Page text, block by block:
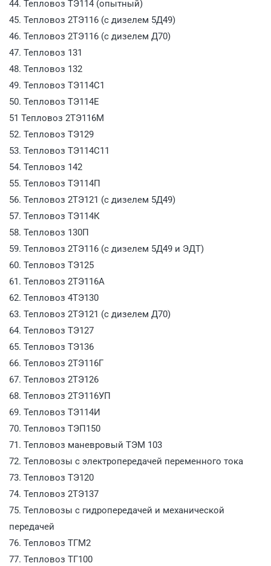
44. Тепловоз ТЭ114 (опытный)
45. Тепловоз 2ТЭ116 (с дизелем 5Д49)
46. Тепловоз 2ТЭ116 (с дизелем Д70)
47. Тепловоз 131
48. Тепловоз 132
49. Тепловоз ТЭ114С1
50. Тепловоз ТЭ114Е
51 Тепловоз 2ТЭ116М
52. Тепловоз ТЭ129
53. Тепловоз ТЭ114С11
54. Тепловоз 142
55. Тепловоз ТЭ114П
56. Тепловоз 2ТЭ121 (с дизелем 5Д49)
57. Тепловоз ТЭ114К
58. Тепловоз 130П
59. Тепловоз 2ТЭ116 (с дизелем 5Д49 и ЭДТ)
60. Тепловоз ТЭ125
61. Тепловоз 2ТЭ116А
62. Тепловоз 4ТЭ130
63. Тепловоз 2ТЭ121 (с дизелем Д70)
64. Тепловоз ТЭ127
65. Тепловоз ТЭ136
66. Тепловоз 2ТЭ116Г
67. Тепловоз 2ТЭ126
68. Тепловоз 2ТЭ116УП
69. Тепловоз ТЭ114И
70. Тепловоз ТЭП150
71. Тепловоз маневровый ТЭМ 103
72. Тепловозы с электропередачей переменного тока
73. Тепловоз ТЭ120
74. Тепловоз 2ТЭ137
75. Тепловозы с гидропередачей и механической
передачей
76. Тепловоз ТГМ2
77. Тепловоз ТГ100